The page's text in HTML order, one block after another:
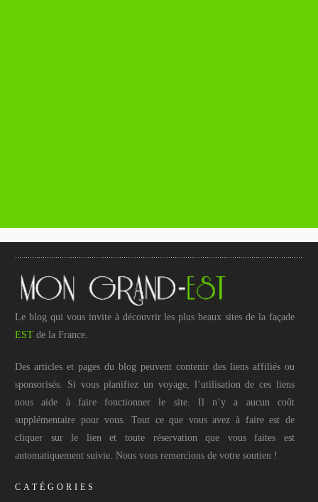
Le blog qui vous invite à découvrir les plus beaux sites de la façade
EST de la France.
Des articles et pages du blog peuvent contenir des liens affiliés ou
sponsorisés. Si vous planifiez un voyage, l’utilisation de ces liens
nous aide à faire fonctionner le site. Il n’y a aucun coût
supplémentaire pour vous. Tout ce que vous avez à faire est de
cliquer sur le lien et toute réservation que vous faites est
automatiquement suivie. Nous vous remercions de votre soutien !
CATÉGORIES